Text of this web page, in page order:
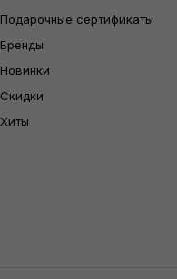
Подарочные сертификаты
Бренды
Новинки
Скидки
Хиты